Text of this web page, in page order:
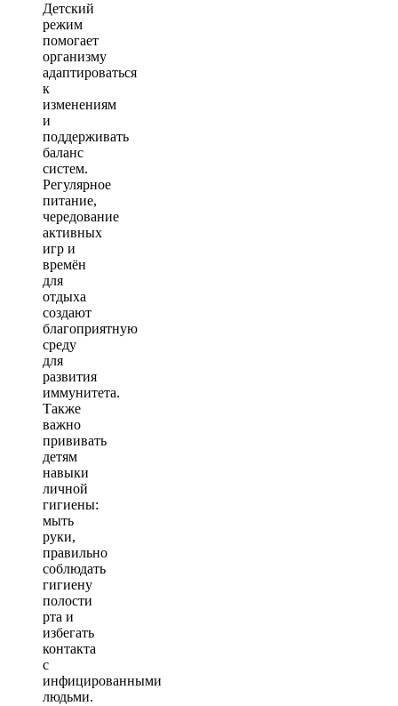
Детский
режим
помогает
организму
адаптироваться
к
изменениям
и
поддерживать
баланс
систем.
Регулярное
питание,
чередование
активных
игр и
времён
для
отдыха
создают
благоприятную
среду
для
развития
иммунитета.
Также
важно
прививать
детям
навыки
личной
гигиены:
мыть
руки,
правильно
соблюдать
гигиену
полости
рта и
избегать
контакта
с
инфицированными
людьми.